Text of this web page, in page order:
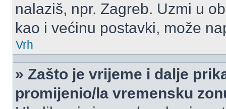
nalaziš, npr. Zagreb. Uzmi u
kao i većinu postavki, može
Vrh
» Zašto je vrijeme i dalje
promijenio/la vremensku